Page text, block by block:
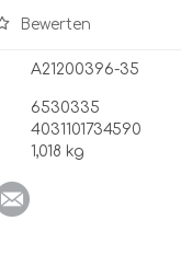
Bewerten
A21200396-35
6530335
4031101734590
1,018 kg